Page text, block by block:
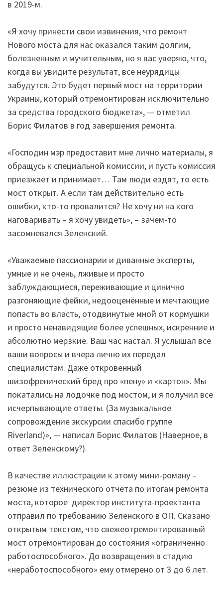
в 2019-м.
«Я хочу принести свои извинения, что ремонт
Нового моста для нас оказался таким долгим,
болезненным и мучительным, но я вас уверяю, что,
когда вы увидите результат, все неурядицы
забудутся. Это будет первый мост на территории
Украины, который отремонтирован исключительно
за средства городского бюджета», — отметил
Борис Филатов в год завершения ремонта.
«Господин мэр предоставит мне лично материалы, я
обращусь к специальной комиссии, и пусть комиссия
приезжает и принимает… Там люди ездят, то есть
мост открыт. А если там действительно есть
ошибки, кто-то провалится? Не хочу ни на кого
наговаривать – я хочу увидеть», – зачем-то
засомневался Зеленский.
«Уважаемые пассионарии и диванные эксперты,
умные и не очень, лживые и просто
заблуждающиеся, переживающие и цинично
разгоняющие фейки, недооценённые и мечтающие
попасть во власть, отодвинутые мной от кормушки
и просто ненавидящие более успешных, искренние и
абсолютно мерзкие. Ваш час настал. Я услышал все
ваши вопросы и вчера лично их передал
специалистам. Даже откровенный
шизофренический бред про «пену» и «картон». Мы
покатались на лодочке под мостом, и я получил все
исчерпывающие ответы. (За музыкальное
сопровождение экскурсии спасибо группе
Riverland)», — написал Борис Филатов (Наверное, в
ответ Зеленскому?).
В качестве иллюстрации к этому мини-роману –
резюме из технического отчета по итогам ремонта
моста, которое директор института-проектанта
отправил по требованию Зеленского в ОП. Сказано
открытым текстом, что свежеотремонтированный
мост отремонтирован до состояния «ограниченно
работоспособного». До возвращения в стадию
«неработоспособного» ему отмерено от 3 до 6 лет.